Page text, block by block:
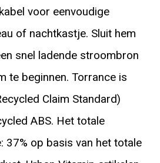
voor eenvoudige
of nachtkastje. Sluit hem
snel ladende stroombron
te beginnen. Torrance is
Claim Standard)
ABS. Het totale
37% op basis van het totale